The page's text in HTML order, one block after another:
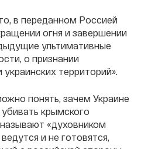
в переданном Россией
огня и завершении
ультимативные
о признании
территорий».
понять, зачем Украине
крымского
«духовником
и не готовятся,